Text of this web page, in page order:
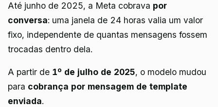
Até junho de 2025, a Meta cobrava por
conversa: uma janela de 24 horas valia um valor
fixo, independente de quantas mensagens fossem
trocadas dentro dela.
A partir de 1º de julho de 2025, o modelo mudou
para cobrança por mensagem de template
enviada.